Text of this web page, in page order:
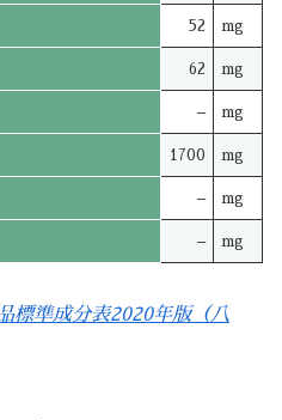
52 mg
62 mg
– mg
1700 mg
– mg
– mg
標準成分表2020年版（八